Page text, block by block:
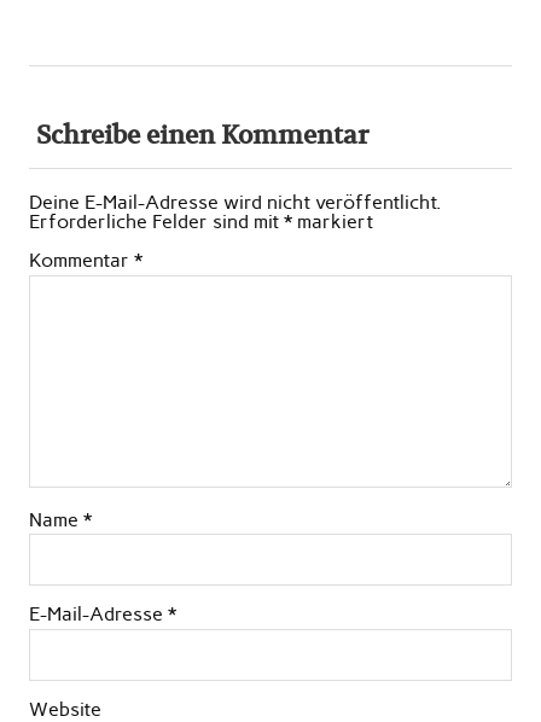
Schreibe einen Kommentar
Deine E-Mail-Adresse wird nicht veröffentlicht.
Erforderliche Felder sind mit * markiert
Kommentar *
Name *
E-Mail-Adresse *
Website